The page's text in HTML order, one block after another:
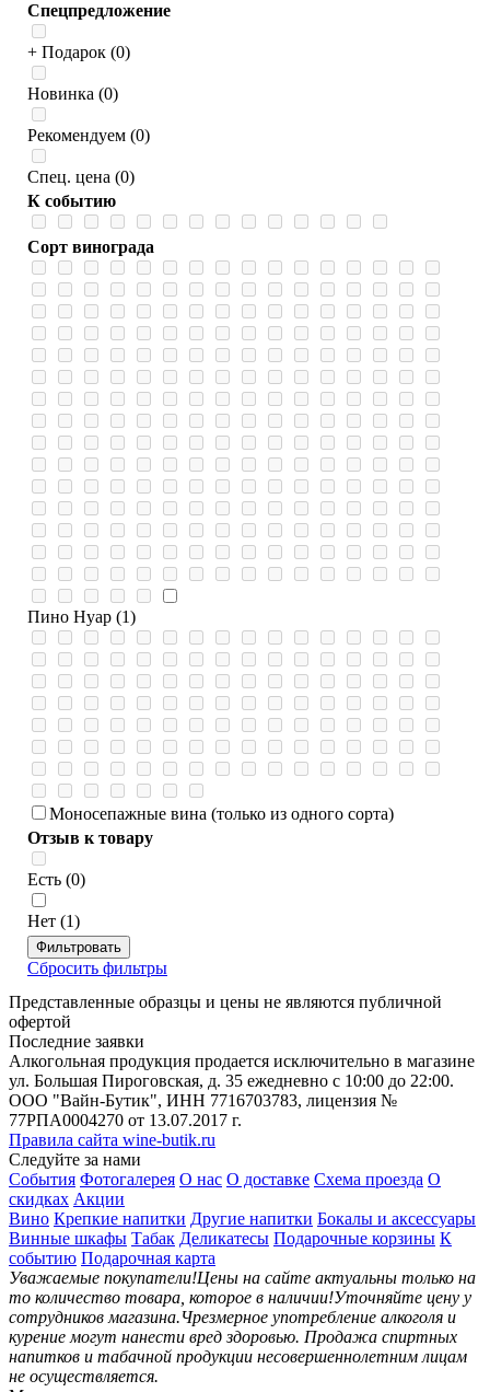
Спецпредложение
+ Подарок (0)
Новинка (0)
Рекомендуем (0)
Спец. цена (0)
К событию
Сорт винограда
Пино Нуар (1)
Моносепажные вина (только из одного сорта)
Отзыв к товару
Есть (0)
Нет (1)
Фильтровать
Сбросить фильтры
Представленные образцы и цены не являются публичной
офертой
Последние заявки
Алкогольная продукция продается исключительно в магазине
ул. Большая Пироговская, д. 35 ежедневно с 10:00 до 22:00.
ООО "Вайн-Бутик", ИНН 7716703783, лицензия №
77РПА0004270 от 13.07.2017 г.
Правила сайта wine-butik.ru
Следуйте за нами
События Фотогалерея О нас О доставке Схема проезда О
скидках Акции
Вино Крепкие напитки Другие напитки Бокалы и аксессуары
Винные шкафы Табак Деликатесы Подарочные корзины К
событию Подарочная карта
Уважаемые покупатели!Цены на сайте актуальны только на
то количество товара, которое в наличии!Уточняйте цену у
сотрудников магазина.Чрезмерное употребление алкоголя и
курение могут нанести вред здоровью. Продажа спиртных
напитков и табачной продукции несовершеннолетним лицам
не осуществляется.